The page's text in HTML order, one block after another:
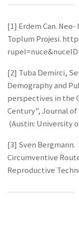
[1] Erdem Can. Neo-
Toplum Projesi.
[2] Tuba Demirci,
Demography and
perspectives in the
Century”, Journal
(Austin: University
[3] Sven Bergmann.
Circumventive
Reproductive